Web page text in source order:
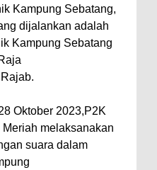
Kampung Sebatang,
dijalankan adalah
Kampung Sebatang
Oktober 2023,P2K
melaksanakan
suara dalam